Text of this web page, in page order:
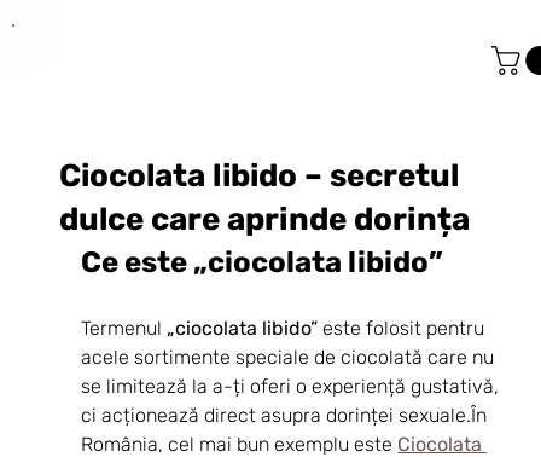
Ciocolata libido – secretul
dulce care aprinde dorința
Ce este „ciocolata libido”
Termenul „ciocolata libido” este folosit pentru
acele sortimente speciale de ciocolată care nu
se limitează la a-ți oferi o experiență gustativă,
ci acționează direct asupra dorinței sexuale.În
România, cel mai bun exemplu este Ciocolata